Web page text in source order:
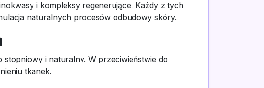
i kompleksy regenerujące. Każdy z tych
naturalnych procesów odbudowy skóry.
i naturalny. W przeciwieństwie do
tkanek.